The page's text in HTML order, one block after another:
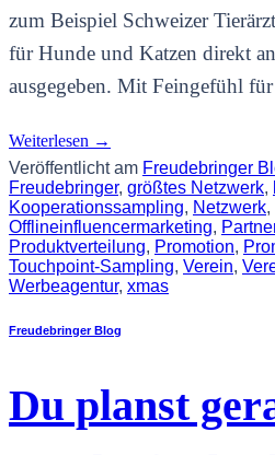
zum Beispiel Schweizer
für Hunde und Katzen direkt
ausgegeben. Mit Feingefühl für
Weiterlesen →
Veröffentlicht am Freudebringer
Freudebringer, größtes Netzwerk,
Kooperationssampling, Netzwerk,
Offlineinfluencermarketing,
Produktverteilung, Promotion,
Touchpoint-Sampling, Verein,
Werbeagentur, xmas
Freudebringer Blog
Du planst